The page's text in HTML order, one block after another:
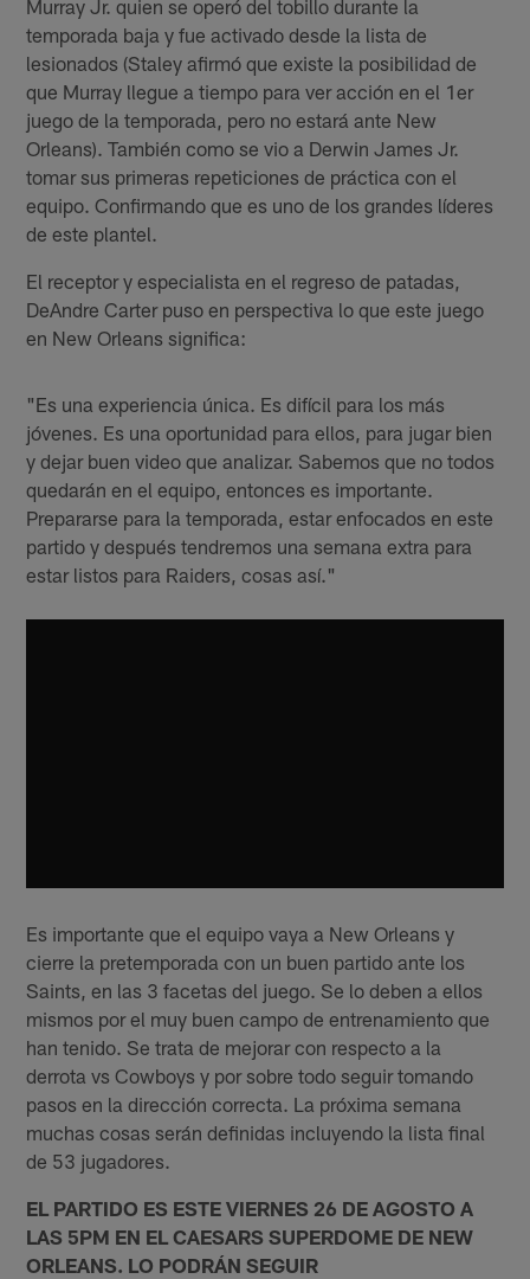
Murray Jr. quien se operó del tobillo durante la
temporada baja y fue activado desde la lista de
lesionados (Staley afirmó que existe la posibilidad de
que Murray llegue a tiempo para ver acción en el 1er
juego de la temporada, pero no estará ante New
Orleans). También como se vio a Derwin James Jr.
tomar sus primeras repeticiones de práctica con el
equipo. Confirmando que es uno de los grandes líderes
de este plantel.
El receptor y especialista en el regreso de patadas,
DeAndre Carter puso en perspectiva lo que este juego
en New Orleans significa:
"Es una experiencia única. Es difícil para los más
jóvenes. Es una oportunidad para ellos, para jugar bien
y dejar buen video que analizar. Sabemos que no todos
quedarán en el equipo, entonces es importante.
Prepararse para la temporada, estar enfocados en este
partido y después tendremos una semana extra para
estar listos para Raiders, cosas así."
Es importante que el equipo vaya a New Orleans y
cierre la pretemporada con un buen partido ante los
Saints, en las 3 facetas del juego. Se lo deben a ellos
mismos por el muy buen campo de entrenamiento que
han tenido. Se trata de mejorar con respecto a la
derrota vs Cowboys y por sobre todo seguir tomando
pasos en la dirección correcta. La próxima semana
muchas cosas serán definidas incluyendo la lista final
de 53 jugadores.
EL PARTIDO ES ESTE VIERNES 26 DE AGOSTO A
LAS 5PM EN EL CAESARS SUPERDOME DE NEW
ORLEANS. LO PODRÁN SEGUIR